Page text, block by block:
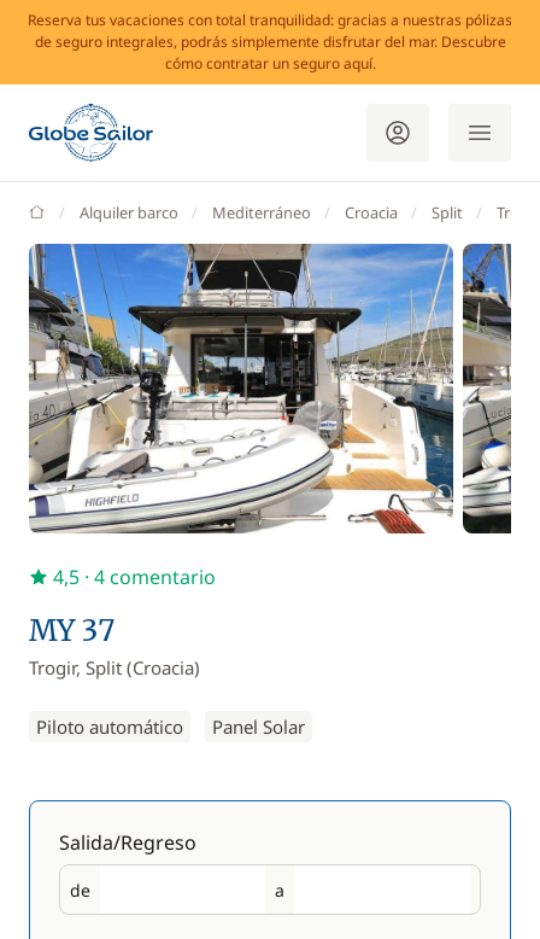
Reserva tus vacaciones con total tranquilidad: gracias a nuestras pólizas
de seguro integrales, podrás simplemente disfrutar del mar. Descubre
cómo contratar un seguro aquí.
GlobeSailor
Alquiler barco Mediterráneo Croacia Split Trogir
MY 37
Trogir, Split (Croacia)
Piloto automático Panel Solar
4,5 · 4 comentario
Salida/Regreso
de
Salida a
Regreso